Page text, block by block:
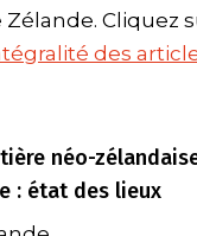
Cliquez
des
néo-
: état des lieux